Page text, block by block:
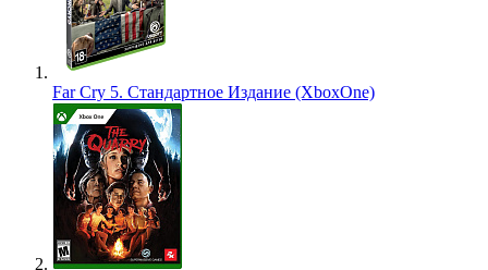
Far Cry 5. Стандартное Издание (XboxOne)